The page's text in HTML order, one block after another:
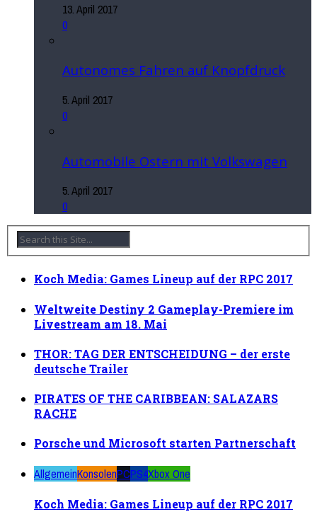
13. April 2017
0
Autonomes Fahren auf Knopfdruck
5. April 2017
0
Automobile Ostern mit Volkswagen
5. April 2017
0
Koch Media: Games Lineup auf der RPC 2017
Weltweite Destiny 2 Gameplay-Premiere im
Livestream am 18. Mai
THOR: TAG DER ENTSCHEIDUNG – der erste
deutsche Trailer
PIRATES OF THE CARIBBEAN: SALAZARS
RACHE
Porsche und Microsoft starten Partnerschaft
AllgemeinKonsolenPCPS4Xbox One
Koch Media: Games Lineup auf der RPC 2017